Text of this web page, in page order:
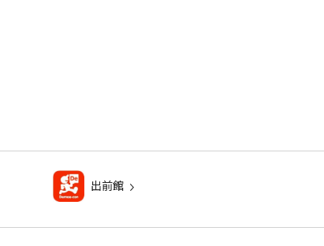
出前館